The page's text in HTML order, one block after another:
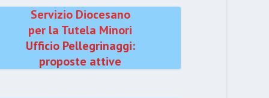
Servizio Diocesano
per la Tutela Minori
Ufficio Pellegrinaggi:
proposte attive